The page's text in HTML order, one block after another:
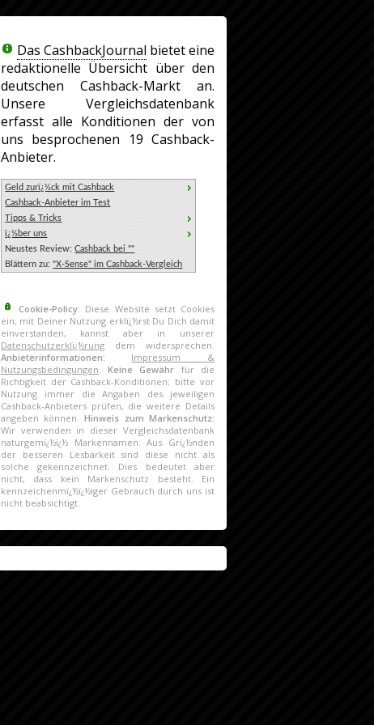
Das CashbackJournal bietet eine
redaktionelle Übersicht über den
deutschen Cashback-Markt an.
Unsere Vergleichsdatenbank
erfasst alle Konditionen der von
uns besprochenen 19 Cashback-
Anbieter.
Geld zurï¿½ck mit Cashback
Cashback-Anbieter im Test
Tipps & Tricks
ï¿½ber uns
Neustes Review:Cashback bei ""
Blättern zu:"X-Sense" im Cashback-Vergleich
Cookie-Policy: Diese Website setzt Cookies
ein; mit Deiner Nutzung erklï¿½rst Du Dich damit
einverstanden, kannst aber in unserer
Datenschutzerklï¿½rungdem widersprechen.
Anbieterinformationen: Impressum &
Nutzungsbedingungen.Keine Gewähr für die
Richtigkeit der Cashback-Konditionen; bitte vor
Nutzung immer die Angaben des jeweiligen
Cashback-Anbieters prüfen, die weitere Details
angeben können.Hinweis zum Markenschutz:
Wir verwenden in dieser Vergleichsdatenbank
naturgemï¿½ï¿½ Markennamen. Aus Grï¿½nden
der besseren Lesbarkeit sind diese nicht als
solche gekennzeichnet. Dies bedeutet aber
nicht, dass kein Markenschutz besteht. Ein
kennzeichenmï¿½ï¿½iger Gebrauch durch uns ist
nicht beabsichtigt.